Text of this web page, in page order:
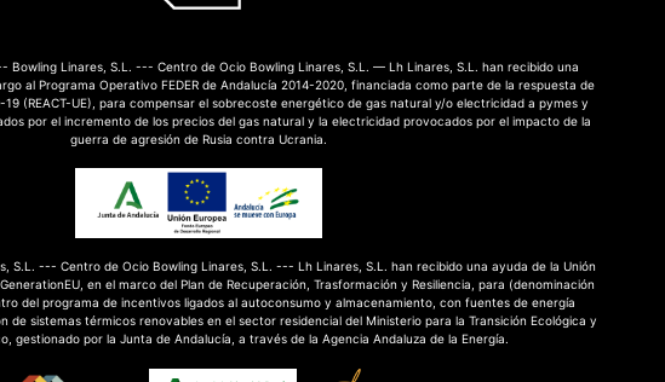
Bowling Linares, S.L. --- Centro de Ocio Bowling Linares, S.L. — Lh Linares, S.L. han recibido una
al Programa Operativo FEDER de Andalucía 2014-2020, financiada como parte de la respuesta de
19 (REACT-UE), para compensar el sobrecoste energético de gas natural y/o electricidad a pymes y
por el incremento de los precios del gas natural y la electricidad provocados por el impacto de la
guerra de agresión de Rusia contra Ucrania.
S.L. --- Centro de Ocio Bowling Linares, S.L. --- Lh Linares, S.L. han recibido una ayuda de la Unión
en el marco del Plan de Recuperación, Trasformación y Resiliencia, para (denominación
del programa de incentivos ligados al autoconsumo y almacenamiento, con fuentes de energía
de sistemas térmicos renovables en el sector residencial del Ministerio para la Transición Ecológica y
gestionado por la Junta de Andalucía, a través de la Agencia Andaluza de la Energía.